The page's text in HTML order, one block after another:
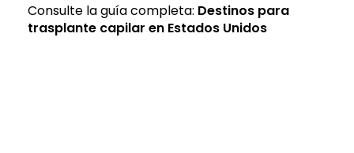
Consulte la guía completa: Destinos para
trasplante capilar en Estados Unidos